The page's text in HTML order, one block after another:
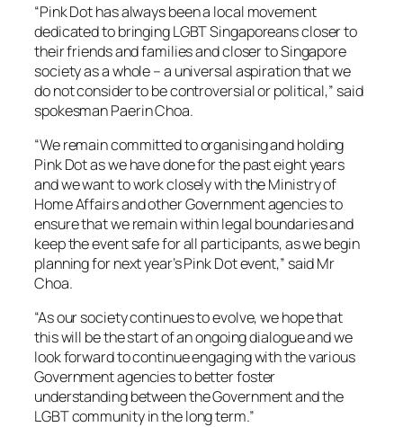
“Pink Dot has always been a local movement
dedicated to bringing LGBT Singaporeans closer to
their friends and families and closer to Singapore
society as a whole – a universal aspiration that we
do not consider to be controversial or political,” said
spokesman Paerin Choa.
“We remain committed to organising and holding
Pink Dot as we have done for the past eight years
and we want to work closely with the Ministry of
Home Affairs and other Government agencies to
ensure that we remain within legal boundaries and
keep the event safe for all participants, as we begin
planning for next year’s Pink Dot event,” said Mr
Choa.
“As our society continues to evolve, we hope that
this will be the start of an ongoing dialogue and we
look forward to continue engaging with the various
Government agencies to better foster
understanding between the Government and the
LGBT community in the long term.”